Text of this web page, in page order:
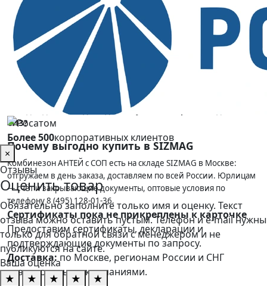
Сезон
лето, демисезон
Цвет
тёмно-синий
Артикул
4001647
Вопросы и ответы
Чем комбинезон удобнее костюма из куртки и брюк?
Подойдёт ли модель для закупки по нормам выдачи
СИЗ?
Почему выгодно купить в SIZMAG
Комбинезон АНТЕЙ с СОП есть на складе SIZMAG в Москве:
отгружаем в день заказа, доставляем по всей России. Юрлицам
— счёт и закрывающие документы, оптовые условия по
телефону 8 (495) 128-01-36.
Сертификаты пока не прикреплены к карточке
Предоставим сертификаты, декларации и
подтверждающие документы по запросу.
Доставка: по Москве, регионам России и СНГ
транспортными компаниями.
Более 500корпоративных клиентов
×
Отзывы
Оценить товар
Обязательно заполните только имя и оценку. Текст
отзыва можно оставить пустым. Телефон и e-mail нужны
только для обратной связи с менеджером и не
публикуются на сайте.
Ваша оценка
★
★ ★ ★
★